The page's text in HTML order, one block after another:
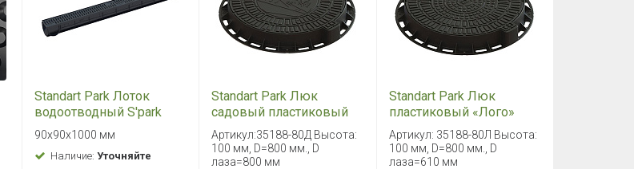
Standart Park Лоток
водоотводный S'park
пластиковый с
решеткой
90х90х1000 мм
Наличие:Уточняйте
Standart Park Люк
садовый пластиковый
«Домик» черный
Артикул:35188-80Д Высота:
100 мм, D=800 мм., D
лаза=800 мм
Standart Park Люк
пластиковый «Лого»
черный
Артикул: 35188-80Л Высота:
100 мм, D=800 мм., D
лаза=610 мм